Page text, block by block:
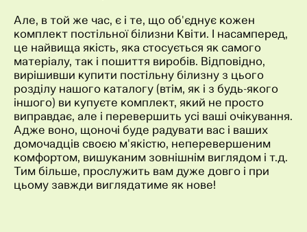
Але, в той же час, є і те, що об'єднує кожен
комплект постільної білизни Квіти. І насамперед,
це найвища якість, яка стосується як самого
матеріалу, так і пошиття виробів. Відповідно,
вирішивши купити постільну білизну з цього
розділу нашого каталогу (втім, як і з будь-якого
іншого) ви купуєте комплект, який не просто
виправдає, але і перевершить усі ваші очікування.
Адже воно, щоночі буде радувати вас і ваших
домочадців своєю м'якістю, неперевершеним
комфортом, вишуканим зовнішнім виглядом і т.д.
Тим більше, прослужить вам дуже довго і при
цьому завжди виглядатиме як нове!